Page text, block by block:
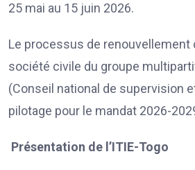
25 mai au 15 juin 2026.
Le processus de renouvellement
société civile du groupe
(Conseil national de supervision
pilotage pour le mandat 2026-
Présentation de l’ITIE-Togo